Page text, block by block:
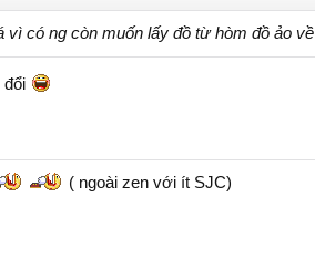
vì có ng còn muốn lấy đồ từ hòm đồ ảo về
đổi
( ngoài zen với ít SJC)